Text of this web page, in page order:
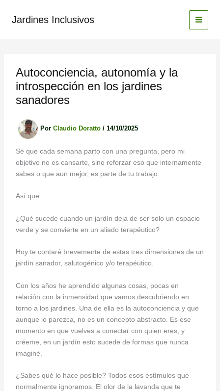
Jardines Inclusivos
Autoconciencia, autonomía y la
introspección en los jardines
sanadores
Por Claudio Doratto / 14/10/2025
Sé que cada semana parto con una pregunta, pero mi
objetivo no es cansarte, sino reforzar eso que internamente
sabes o que aun mejor, es parte de tu trabajo.
Así que…
¿Qué sucede cuando un jardín deja de ser solo un espacio
verde y se convierte en un aliado terapéutico?
Hoy te contaré brevemente de estas tres dimensiones de un
jardín sanador, salutogénico y/o terapéutico.
Con los años he aprendido algunas cosas, pocas en
relación con la inmensidad que vamos descubriendo en
torno a los jardines. Una de ella es la autoconciencia y que
aunque lo parezca, no es un concepto abstracto. Es ese
momento en que vuelves a conectar con quien eres, y
créeme, en un jardín esto sucede de formas que nunca
imaginé.
¿Sabes qué lo hace posible? Todos esos estímulos que
normalmente ignoramos. El olor de la lavanda que te